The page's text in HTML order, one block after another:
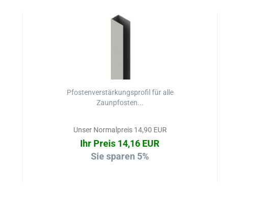
Pfostenverstärkungsprofil für alle
Zaunpfosten...
Unser Normalpreis 14,90 EUR
Ihr Preis 14,16 EUR
Sie sparen 5%